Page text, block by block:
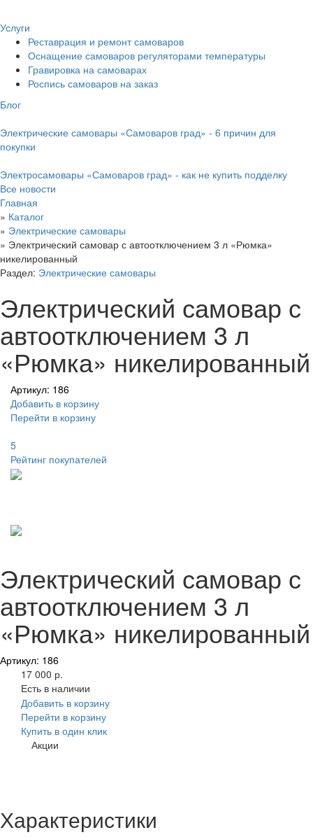
Услуги
Реставрация и ремонт самоваров
Оснащение самоваров регуляторами температуры
Гравировка на самоварах
Роспись самоваров на заказ
Блог
Электрические самовары «Самоваров град» - 6 причин для
покупки
Электросамовары «Самоваров град» - как не купить подделку
Все новости
Главная
» Каталог
» Электрические самовары
» Электрический самовар с автоотключением 3 л «Рюмка»
никелированный
Раздел: Электрические самовары
Электрический самовар с
автоотключением 3 л
«Рюмка» никелированный
Артикул: 186
Добавить в корзину
Перейти в корзину
5
Рейтинг покупателей
Электрический самовар с
автоотключением 3 л
«Рюмка» никелированный
Артикул: 186
17 000 р.
Есть в наличии
Добавить в корзину
Перейти в корзину
Купить в один клик
Акции
Характеристики